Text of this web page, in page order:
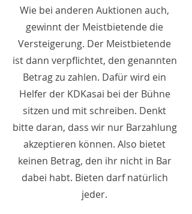
Wie bei anderen Auktionen auch,
gewinnt der Meistbietende die
Versteigerung. Der Meistbietende
ist dann verpflichtet, den genannten
Betrag zu zahlen. Dafür wird ein
Helfer der KDKasai bei der Bühne
sitzen und mit schreiben. Denkt
bitte daran, dass wir nur Barzahlung
akzeptieren können. Also bietet
keinen Betrag, den ihr nicht in Bar
dabei habt. Bieten darf natürlich
jeder.